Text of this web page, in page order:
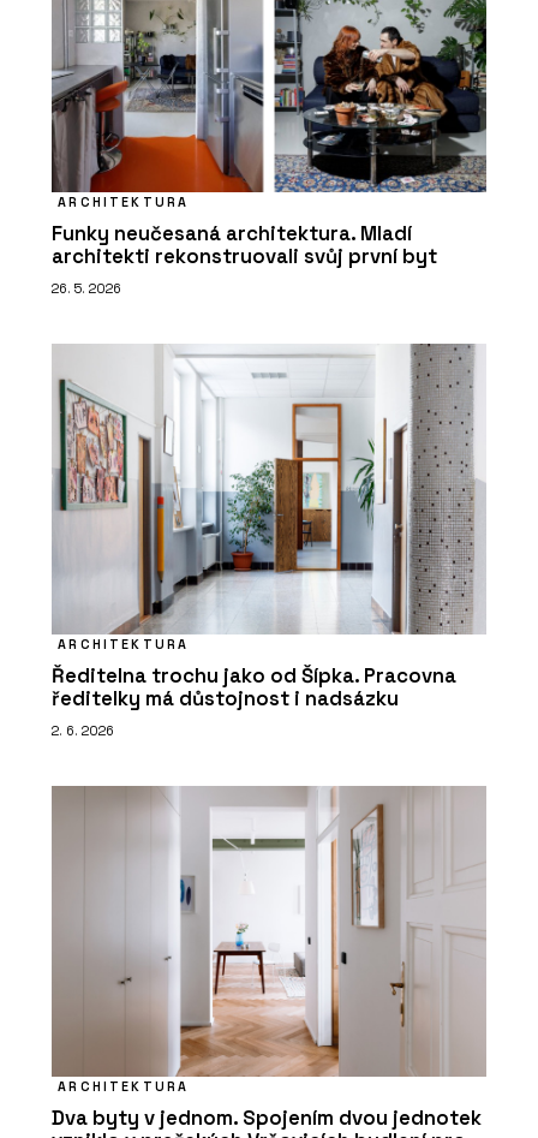
ARCHITEKTURA
Funky neučesaná architektura. Mladí
architekti rekonstruovali svůj první byt
26. 5. 2026
ARCHITEKTURA
Ředitelna trochu jako od Šípka. Pracovna
ředitelky má důstojnost i nadsázku
2. 6. 2026
ARCHITEKTURA
Dva byty v jednom. Spojením dvou jednotek